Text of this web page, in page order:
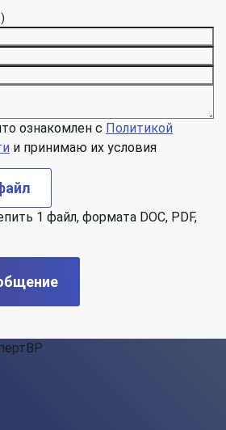
ознакомлен с Политикой
и принимаю их условия
1 файл, формата DOC, PDF,